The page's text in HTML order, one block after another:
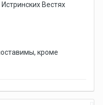
Вестях
кроме